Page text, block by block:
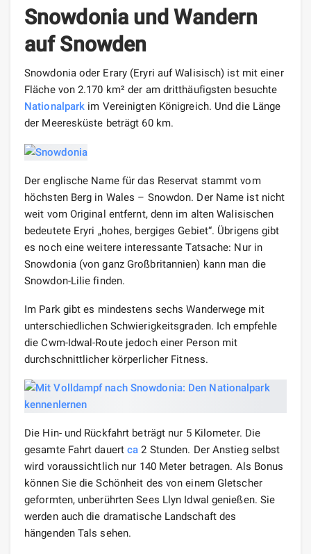
Snowdonia und Wandern
auf Snowden
Snowdonia oder Erary (Eryri auf Walisisch) ist mit einer
Fläche von 2.170 km² der am dritthäufigsten besuchte
Nationalpark im Vereinigten Königreich. Und die Länge
der Meeresküste beträgt 60 km.
Der englische Name für das Reservat stammt vom
höchsten Berg in Wales – Snowdon. Der Name ist nicht
weit vom Original entfernt, denn im alten Walisischen
bedeutete Eryri „hohes, bergiges Gebiet“. Übrigens gibt
es noch eine weitere interessante Tatsache: Nur in
Snowdonia (von ganz Großbritannien) kann man die
Snowdon-Lilie finden.
Im Park gibt es mindestens sechs Wanderwege mit
unterschiedlichen Schwierigkeitsgraden. Ich empfehle
die Cwm-Idwal-Route jedoch einer Person mit
durchschnittlicher körperlicher Fitness.
Die Hin- und Rückfahrt beträgt nur 5 Kilometer. Die
gesamte Fahrt dauertca 2 Stunden. Der Anstieg selbst
wird voraussichtlich nur 140 Meter betragen. Als Bonus
können Sie die Schönheit des von einem Gletscher
geformten, unberührten Sees Llyn Idwal genießen. Sie
werden auch die dramatische Landschaft des
hängenden Tals sehen.